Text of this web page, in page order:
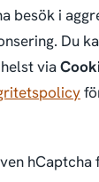
besök i
Du
via